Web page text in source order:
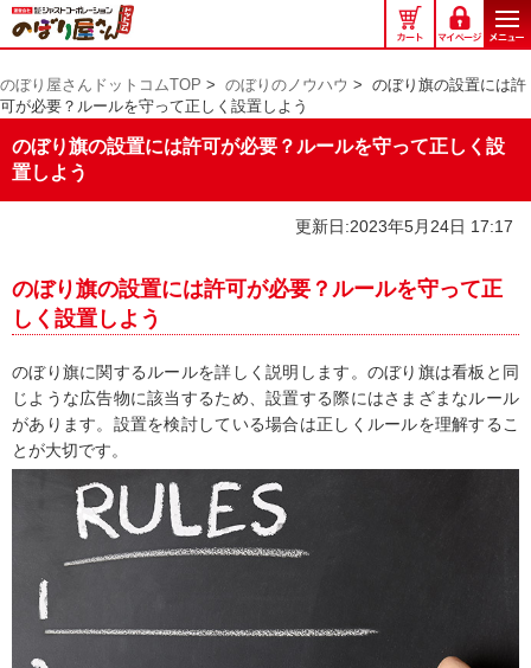
の
ぼ
屋
さ
ん
ド
のぼり屋さんドットコムTOP > のぼりのノウハウ > のぼり旗の設置には許
可が必要？ルールを守って正しく設置しよう
のぼり旗の設置には許可が必要？ルールを守って正しく設
置しよう
更新日:2023年5月24日 17:17
のぼり旗の設置には許可が必要？ルールを守って正
しく設置しよう
のぼり旗に関するルールを詳しく説明します。のぼり旗は看板と同
じような広告物に該当するため、設置する際にはさまざまなルール
があります。設置を検討している場合は正しくルールを理解するこ
とが大切です。